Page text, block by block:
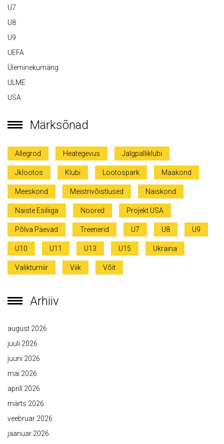
U7
U8
U9
UEFA
Üleminekumäng
ULME
USA
Märksõnad
Allegrod Heategevus Jalgpalliklubi
Jklootos Klubi Lootospark Maakond
Meeskond Meistrivõistlused Naiskond
Naiste Esiliiga Noored Projekt USA
Põlva Päevad Treenerid U7 U8 U9
U10 U11 U13 U15 Ukraina
Valikturniir Viik Võit
Arhiiv
august 2026
juuli 2026
juuni 2026
mai 2026
aprill 2026
märts 2026
veebruar 2026
jaanuar 2026